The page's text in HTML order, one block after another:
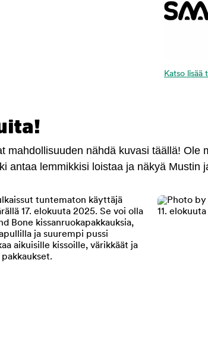
Katso lisää
mahdollisuuden nähdä kuvasi täällä!
antaa lemmikkisi loistaa ja näkyä Mustin